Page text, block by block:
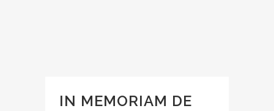
IN MEMORIAM DE